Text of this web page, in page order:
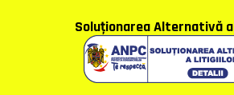
Soluţionarea Alternativă